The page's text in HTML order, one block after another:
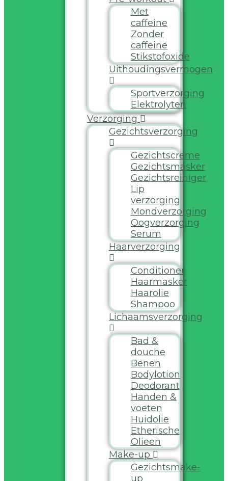
Met
caffeine
Zonder
caffeine
Stikstofoxide
Uithoudingsvermogen
Sportverzorging
Elektrolyten
Verzorging
Gezichtsverzorging
Gezichtscreme
Gezichtsmasker
Gezichtsreiniger
Lip
verzorging
Mondverzorging
Oogverzorging
Serum
Haarverzorging
Conditioner
Haarmasker
Haarolie
Shampoo
Lichaamsverzorging
Bad &
douche
Benen
Bodylotion
Deodorant
Handen &
voeten
Huidolie
Etherische
Olieen
Make-up
Gezichtsmake-
up